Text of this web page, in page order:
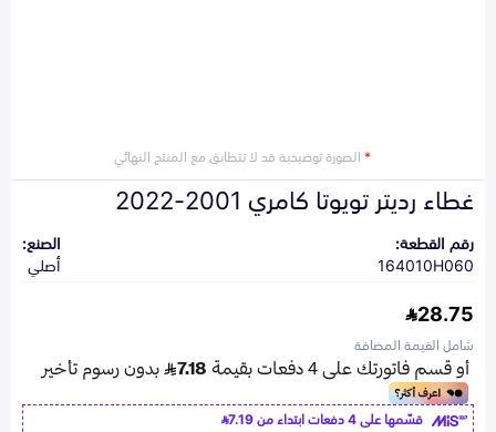
*الصورة توضيحية قد لا تتطابق مع المنتج النهائي
غطاء رديتر تويوتا كامري 2001-2022
رقم القطعة:
164010H060
الصنع:
أصلي
28.75
شامل القيمة المضافة
قسّمها على 4 دفعات ابتداء من
7.19